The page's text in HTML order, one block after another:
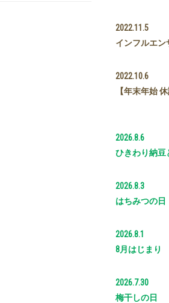
2022.11.5
インフルエン
2022.10.6
【年末年始
2026.8.6
ひきわり納豆
2026.8.3
はちみつの日
2026.8.1
8月はじまり
2026.7.30
梅干しの日